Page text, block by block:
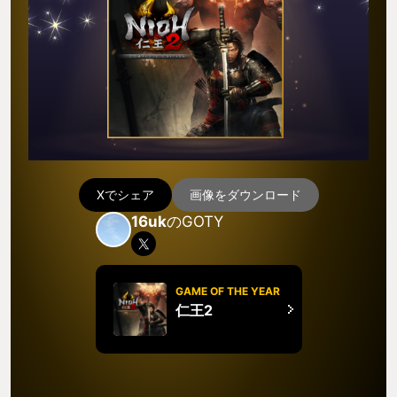
Xでシェア 画像をダウンロード
16ukのGOTY
GAME OF THE YEAR
仁王2